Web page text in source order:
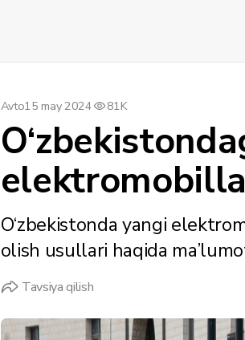
Avto15 may 2024 81K
O‘zbekistonda yangi
olish usullari haqida
Tavsiya qilish